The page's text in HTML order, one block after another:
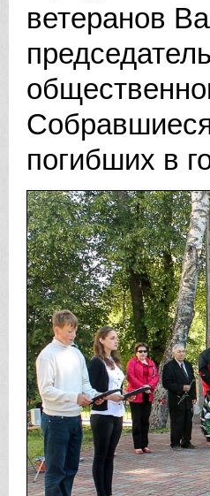
ветеранов
погибших в